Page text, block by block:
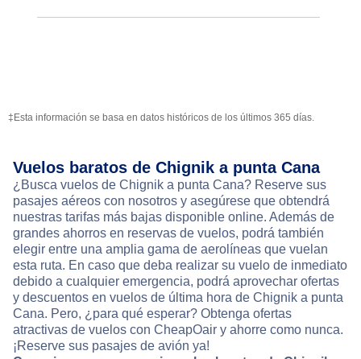
‡Esta información se basa en datos históricos de los últimos 365 días.
Vuelos baratos de Chignik a punta Cana
¿Busca vuelos de Chignik a punta Cana? Reserve sus
pasajes aéreos con nosotros y asegúrese que obtendrá
nuestras tarifas más bajas disponible online. Además de
grandes ahorros en reservas de vuelos, podrá también
elegir entre una amplia gama de aerolíneas que vuelan
esta ruta. En caso que deba realizar su vuelo de inmediato
debido a cualquier emergencia, podrá aprovechar ofertas
y descuentos en vuelos de última hora de Chignik a punta
Cana. Pero, ¿para qué esperar? Obtenga ofertas
atractivas de vuelos con CheapOair y ahorre como nunca.
¡Reserve sus pasajes de avión ya!